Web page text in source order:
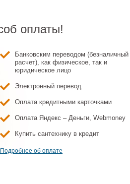
Дренажный канал
Timo Premium (SLM-
26 598 ₽
Дренажный канал
оплаты!
Банковским переводом (безналичный
расчет), как физическое, так и
юридическое лицо
Электронный перевод
Оплата кредитными карточками
Оплата Яндекс – Деньги, Webmoney
Купить сантехнику в кредит
Подробнее об оплате